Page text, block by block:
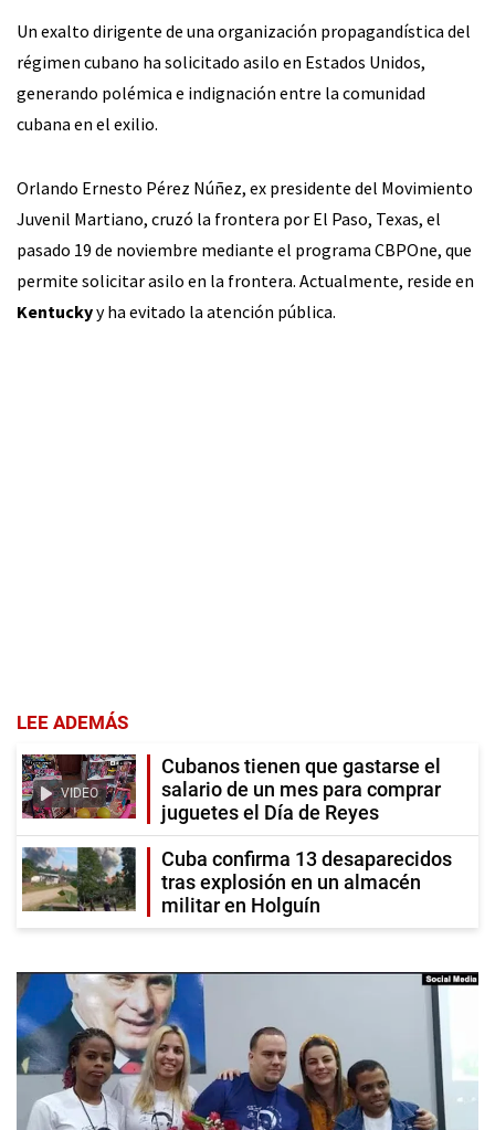
Un exalto dirigente de una organización propagandística del
régimen cubano ha solicitado asilo en Estados Unidos,
generando polémica e indignación entre la comunidad
cubana en el exilio.
Orlando Ernesto Pérez Núñez, ex presidente del Movimiento
Juvenil Martiano, cruzó la frontera por El Paso, Texas, el
pasado 19 de noviembre mediante el programa CBPOne, que
permite solicitar asilo en la frontera. Actualmente, reside en
Kentuckyy ha evitado la atención pública.
LEE ADEMÁS
VIDEO
Cubanos tienen que gastarse el
salario de un mes para comprar
juguetes el Día de Reyes
Cuba confirma 13 desaparecidos
tras explosión en un almacén
militar en Holguín